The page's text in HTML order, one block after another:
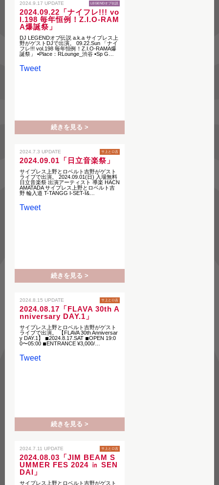
2024.9.17 UPDATE LEGENDオブ伝説
2024.09.22「ナイフレ!!! vo
l.198 毎年恒例！Z.I.O-RAM
A爆誕祭」
DJ LEGENDオブ伝説 a.k.a サイプレス上
野がゲストDJで出演。 09.22.Sun 「ナイ
フレ!!! vol.198 毎年恒例！Z.I.O-RAMA爆
誕祭」 ▪︎Place：RLounge_渋谷 ▪︎Sp G…
Tweet
続きを見る >
2024.7.3 UPDATE サ上とロ吉
2024.09.01「日立音楽祭」
サイプレス上野とロベルト吉野がゲスト
ライブで出演。 2024.09.01(日) 入場無料
日立音楽祭 出演アーティスト 導楽 HACN
AMATADA サイプレス上野とロベルト吉
野 輪入道 T-TANGG I-SET-I&…
Tweet
続きを見る >
2024.8.15 UPDATE サ上とロ吉
2024.08.17「FLAVA 30th A
nniversary DAY.1」
サイプレス上野とロベルト吉野がゲスト
ライブで出演。 【FLAVA 30th Anniversar
y DAY.1】 ◾︎2024.8.17.SAT ◾︎OPEN 19:0
0〜05:00 ◾︎ENTRANCE ¥3,000/…
Tweet
続きを見る >
2024.7.11 UPDATE サ上とロ吉
2024.08.03「JIM BEAM S
UMMER FES 2024 ㏌ SEN
DAI」
サイプレス上野とロベルト吉野がゲスト